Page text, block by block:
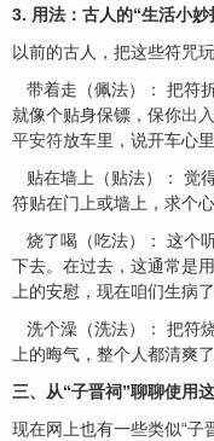
3. 用法：古人的“生活小妙
以前的古人，把这些符咒
带着走（佩法）： 把符
就像个贴身保镖，保你出
平安符放车里，说开车心里
贴在墙上（贴法）： 觉
符贴在门上或墙上，求个心
烧了喝（吃法）： 这个
下去。在过去，这通常是
上的安慰，现在咱们生病
洗个澡（洗法）： 把符
上的晦气，整个人都清爽了
三、从“子晋祠”聊聊使用
现在网上也有一些类似“子